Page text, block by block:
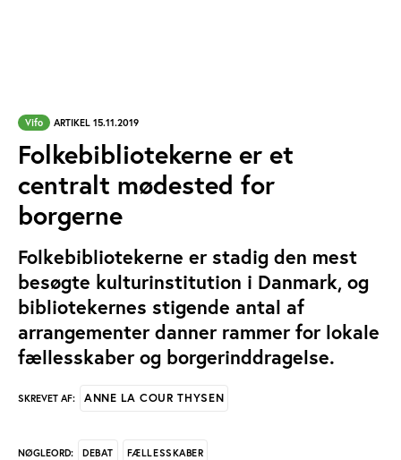
Vifo ARTIKEL 15.11.2019
Folkebibliotekerne er et
centralt mødested for
borgerne
Folkebibliotekerne er stadig den mest
besøgte kulturinstitution i Danmark, og
bibliotekernes stigende antal af
arrangementer danner rammer for lokale
fællesskaber og borgerinddragelse.
SKREVET AF: ANNE LA COUR THYSEN
NØGLEORD: DEBAT FÆLLESSKABER